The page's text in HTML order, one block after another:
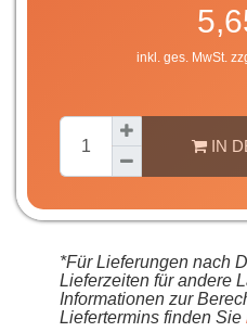
inkl. ges. MwSt.
IN
*Für Lieferungen nach
Lieferzeiten für andere
Informationen zur
Liefertermins finden Sie